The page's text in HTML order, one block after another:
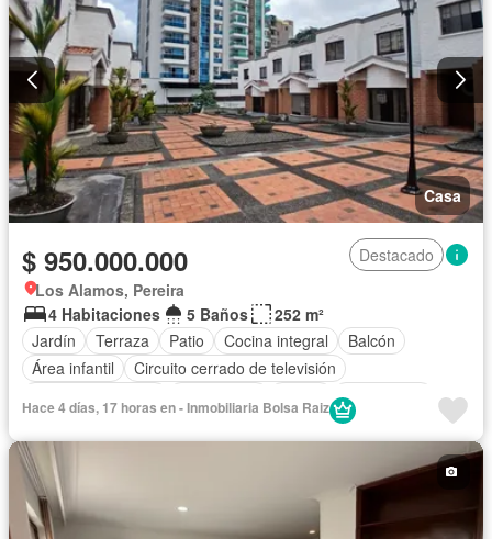
Casa
$ 950.000.000
Destacado
Los Alamos, Pereira
4 Habitaciones
5 Baños
252 m²
Jardín
Terraza Patio Cocina integral
Balcón
Área infantil
Circuito cerrado de televisión
Gas natural
Hace 4 días, 17 horas en - Inmobiliaria Bolsa Raiz